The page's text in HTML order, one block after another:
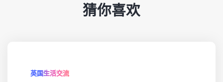
猜你喜欢
英国生活交流